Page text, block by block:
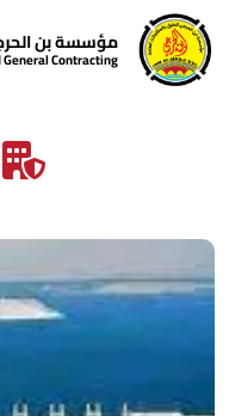
مؤسسة بن
Contracting